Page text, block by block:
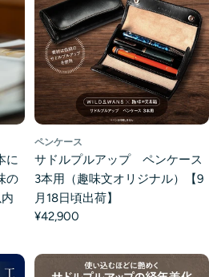
に
の
ペンケース
サドルプルアップ ペンケース
3本用（趣味文オリジナル）【9
月18日頃出荷】
¥42,900